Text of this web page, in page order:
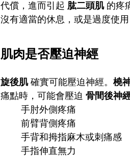
代償，進而引起 肱二頭肌的疼
沒有適當的休息，或是過度使
肌肉是否壓迫神經
旋後肌確實可能壓迫神經。 橈
痛點時，可能會壓迫 骨間後神
手肘外側疼痛
前臂背側疼痛
手背和拇指麻木或刺痛感
手指伸直無力